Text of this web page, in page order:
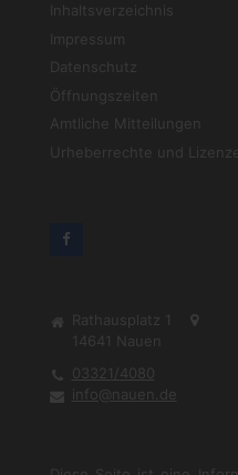
Inhaltsverzeichnis
Impressum
Datenschutz
Öffnungszeiten
Amtliche Mitteilungen
Urheberrechte und
Rathausplatz 1
14641
Nauen
03321/4080
info@nauen.de